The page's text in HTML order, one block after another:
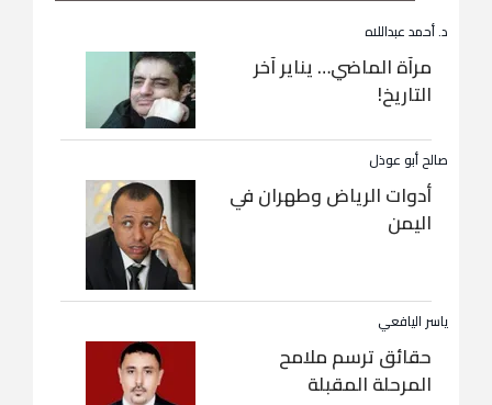
د. أحمد عبداللاه
مرآة الماضي… يناير آخر
التاريخ!
صالح أبو عوذل
أدوات الرياض وطهران في
اليمن
ياسر اليافعي
حقائق ترسم ملامح
المرحلة المقبلة